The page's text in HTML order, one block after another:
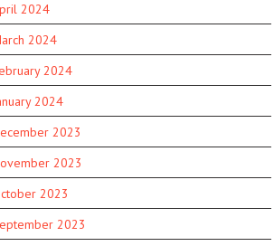
2024
2024
2024
2024
2023
2023
2023
2023